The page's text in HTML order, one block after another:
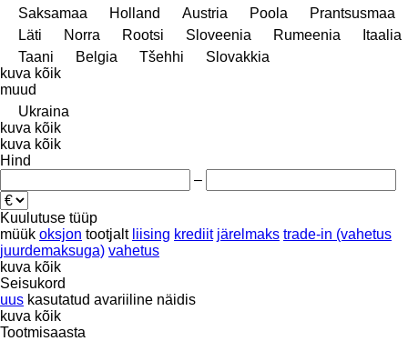
Saksamaa
Holland Austria Poola
Prantsusmaa
Läti
Norra Rootsi Sloveenia Rumeenia
Itaalia
Taani
Belgia Tšehhi
Slovakkia
kuva kõik
muud
Ukraina
kuva kõik
kuva kõik
Hind
–
Kuulutuse tüüp
müük oksjon tootjalt liising krediit järelmaks trade-in (vahetus
juurdemaksuga) vahetus
kuva kõik
Seisukord
uus kasutatud avariiline näidis
kuva kõik
Tootmisaasta